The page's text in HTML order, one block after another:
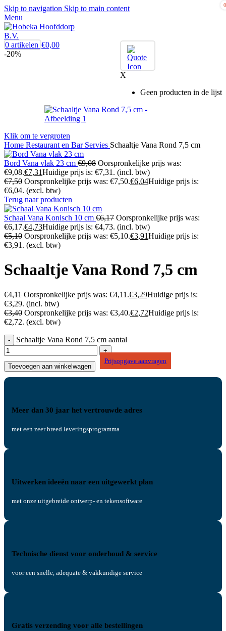
Skip to navigation Skip to main content
Menu
0
X
Geen producten in de lijst
0 artikelen €0,00
-20%
Klik om te vergroten
Home Restaurant en Bar Servies Schaaltje Vana Rond 7,5 cm
Bord Vana vlak 23 cm €9,08 Oorspronkelijke prijs was:
€9,08.€7,31Huidige prijs is: €7,31. (incl. btw)
€7,50 Oorspronkelijke prijs was: €7,50.€6,04Huidige prijs is:
€6,04. (excl. btw)
Terug naar producten
Schaal Vana Konisch 10 cm €6,17 Oorspronkelijke prijs was:
€6,17.€4,73Huidige prijs is: €4,73. (incl. btw)
€5,10 Oorspronkelijke prijs was: €5,10.€3,91Huidige prijs is:
€3,91. (excl. btw)
Schaaltje Vana Rond 7,5 cm
€4,11 Oorspronkelijke prijs was: €4,11.€3,29Huidige prijs is:
€3,29. (incl. btw)
€3,40 Oorspronkelijke prijs was: €3,40.€2,72Huidige prijs is:
€2,72. (excl. btw)
Schaaltje Vana Rond 7,5 cm aantal
Toevoegen aan winkelwagen
Prijsopgave aanvragen
Meer dan 30 jaar het vertrouwde adres
met een zeer breed leveringsprogramma
Uitwerken ideeën naar een uitgewerkt plan
met onze uitgebreide ontwerp- en tekensoftware
Technische dienst voor onderhoud & service
voor een snelle, adequate & vakkundige service
Gratis verzending voor alle bestellingen